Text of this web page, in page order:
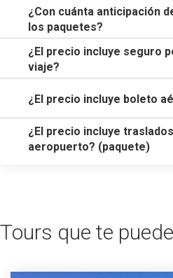
¿Con cuánta anticipación
los paquetes?
¿El precio incluye seguro
viaje?
¿El precio incluye boleto
¿El precio incluye
aeropuerto? (paquete)
Tours que te